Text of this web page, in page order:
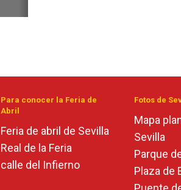
Para conocer la Feria de
Abril
Feria de abril de Sevilla
Real de la Feria
calle del Infierno
Fotos de
Mapa
Sevilla
Parque
Plaza de